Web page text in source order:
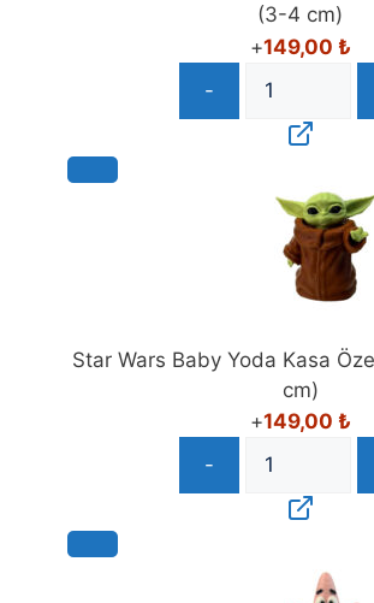
(3-4 cm)
+149,00 ₺
-
Star Wars Baby Yoda Kasa
cm)
+149,00 ₺
-